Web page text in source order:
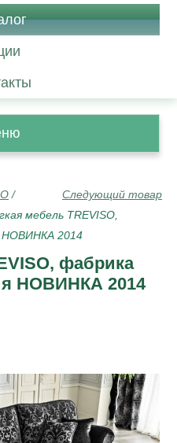
Следующий товар
/
мебель TREVISO,
НОВИНКА 2014
фабрика
НОВИНКА 2014